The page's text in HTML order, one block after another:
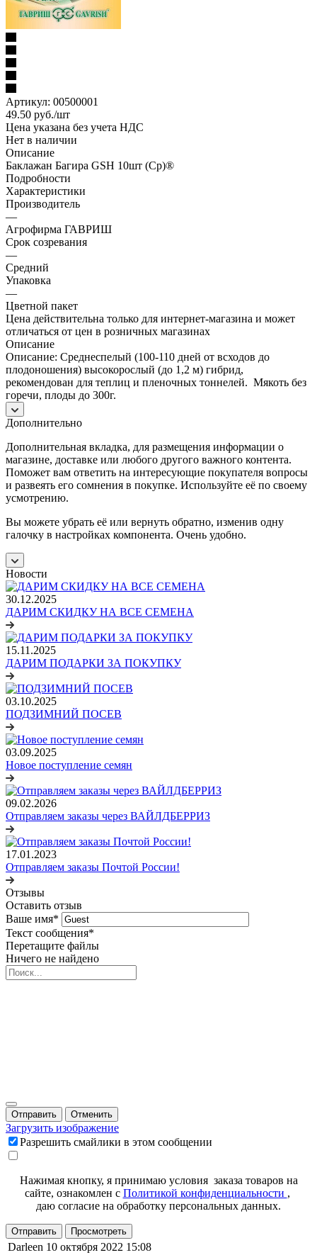
Артикул: 00500001
49.50 руб./шт
Цена указана без учета НДС
Нет в наличии
Описание
Баклажан Багира GSH 10шт (Ср)®
Подробности
Характеристики
Производитель
—
Агрофирма ГАВРИШ
Срок созревания
—
Средний
Упаковка
—
Цветной пакет
Цена действительна только для интернет-магазина и может
отличаться от цен в розничных магазинах
Описание
Описание: Среднеспелый (100-110 дней от всходов до
плодоношения) высокорослый (до 1,2 м) гибрид,
рекомендован для теплиц и пленочных тоннелей. Мякоть без
горечи, плоды до 300г.
Дополнительно
Дополнительная вкладка, для размещения информации о
магазине, доставке или любого другого важного контента.
Поможет вам ответить на интересующие покупателя вопросы
и развеять его сомнения в покупке. Используйте её по своему
усмотрению.
Вы можете убрать её или вернуть обратно, изменив одну
галочку в настройках компонента. Очень удобно.
Новости
30.12.2025
ДАРИМ СКИДКУ НА ВСЕ СЕМЕНА
15.11.2025
ДАРИМ ПОДАРКИ ЗА ПОКУПКУ
03.10.2025
ПОДЗИМНИЙ ПОСЕВ
03.09.2025
Новое поступление семян
09.02.2026
Отправляем заказы через ВАЙЛДБЕРРИЗ
17.01.2023
Отправляем заказы Почтой России!
Отзывы
Оставить отзыв
Ваше имя*
Текст сообщения*
Перетащите файлы
Ничего не найдено
Отправить Отменить
Загрузить изображение
Разрешить смайлики в этом сообщении
Нажимая кнопку, я принимаю условия заказа товаров на
сайте, ознакомлен с Политикой конфиденциальности ,
даю согласие на обработку персональных данных.
Отправить Просмотреть
Darleen 10 октября 2022 15:08